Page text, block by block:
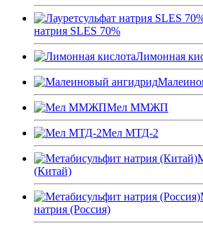
натрия SLES 70%
Лимонная
Мел ММЖП
Мел МТД-2
(Китай)
натрия (Россия)